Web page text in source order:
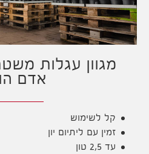
מגוון עגלות
אדם
קל לשימוש
זמין עם ליתיום יון
עד 2,5 טון